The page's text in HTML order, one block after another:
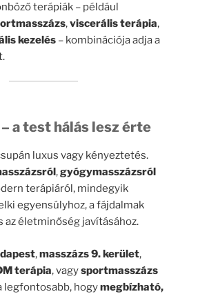
terápiák – például
,viscerális terápia,
kezelés – kombinációja adja a
a test hálás lesz érte
luxus vagy kényeztetés.
,gyógymasszázsról
terápiáról, mindegyik
egyensúlyhoz, a fájdalmak
az életminőség javításához.
,masszázs 9. kerület,
terápia, vagysportmasszázs
legfontosabb, hogymegbízható,